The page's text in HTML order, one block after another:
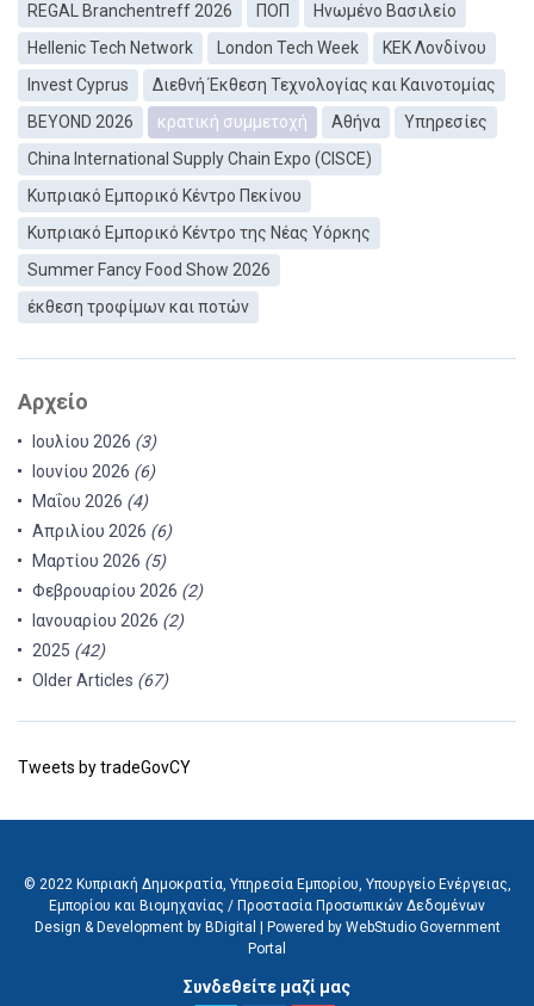
REGAL Branchentreff 2026
ΠΟΠ
Ηνωμένο Βασιλείο
Hellenic Tech Network
London Tech Week
ΚEΚ Λονδίνου
Invest Cyprus
Διεθνή Έκθεση Τεχνολογίας και Καινοτομίας
BEYOND 2026
κρατική συμμετοχή Αθήνα
Υπηρεσίες
China International Supply Chain Expo (CISCE)
Κυπριακό Εμπορικό Κέντρο Πεκίνου
Κυπριακό Εμπορικό Κέντρο της Νέας Υόρκης
Summer Fancy Food Show 2026
έκθεση τροφίμων και ποτών
Αρχείο
Ιουλίου 2026 (3)
Ιουνίου 2026 (6)
Μαΐου 2026 (4)
Απριλίου 2026 (6)
Μαρτίου 2026 (5)
Φεβρουαρίου 2026 (2)
Ιανουαρίου 2026 (2)
2025 (42)
Older Articles (67)
Tweets by tradeGovCY
© 2022 Κυπριακή Δημοκρατία, Υπηρεσία Εμπορίου, Υπουργείο Ενέργειας,
Εμπορίου και Βιομηχανίας / Προστασία Προσωπικών Δεδομένων
Design & Development by BDigital
Powered by WebStudio Government
Portal
Συνδεθείτε μαζί μας